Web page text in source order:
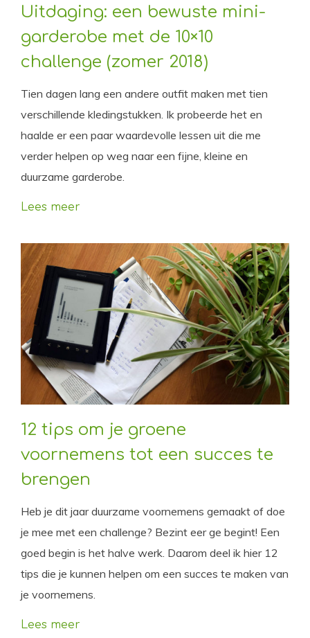
Uitdaging: een bewuste mini-
garderobe met de 10×10
challenge (zomer 2018)
Tien dagen lang een andere outfit maken met tien
verschillende kledingstukken. Ik probeerde het en
haalde er een paar waardevolle lessen uit die me
verder helpen op weg naar een fijne, kleine en
duurzame garderobe.
Lees meer
12 tips om je groene
voornemens tot een succes te
brengen
Heb je dit jaar duurzame voornemens gemaakt of doe
je mee met een challenge? Bezint eer ge begint! Een
goed begin is het halve werk. Daarom deel ik hier 12
tips die je kunnen helpen om een succes te maken van
je voornemens.
Lees meer